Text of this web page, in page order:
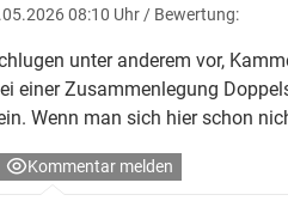
08:10 Uhr / Bewertung:
unter anderem vor,
einer Zusammenlegung
Wenn man sich hier schon
Kommentar melden